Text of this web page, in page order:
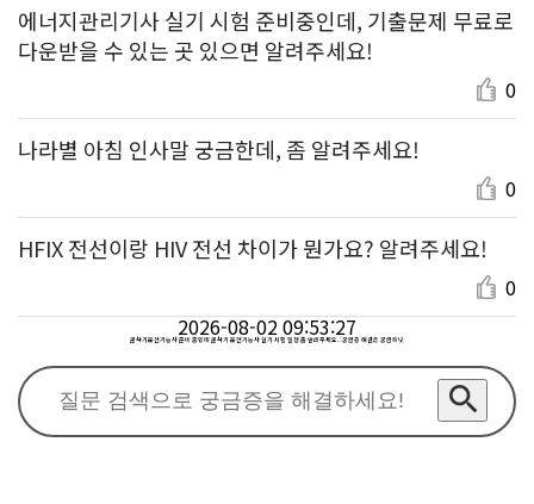
에너지관리기사 실기 시험 준비중인데, 기출문제 무료로
다운받을 수 있는 곳 있으면 알려주세요!
0
나라별 아침 인사말 궁금한데, 좀 알려주세요!
0
HFIX 전선이랑 HIV 전선 차이가 뭔가요? 알려주세요!
0
2026-08-02 09:53:27
굴삭기운전기능사 준비 중인데 굴삭기 운전기능사 실기 시험 일정 좀 알려주세요. : 궁금증 해결은 궁금하넷